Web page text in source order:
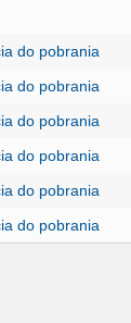
do pobrania
do pobrania
do pobrania
do pobrania
do pobrania
do pobrania